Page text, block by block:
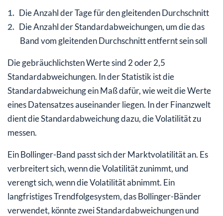
Die Anzahl der Tage für den gleitenden Durchschnitt
Die Anzahl der Standardabweichungen, um die das
Band vom gleitenden Durchschnitt entfernt sein soll
Die gebräuchlichsten Werte sind 2 oder 2,5
Standardabweichungen. In der Statistik ist die
Standardabweichung ein Maß dafür, wie weit die Werte
eines Datensatzes auseinander liegen. In der Finanzwelt
dient die Standardabweichung dazu, die Volatilität zu
messen.
Ein Bollinger-Band passt sich der Marktvolatilität an. Es
verbreitert sich, wenn die Volatilität zunimmt, und
verengt sich, wenn die Volatilität abnimmt. Ein
langfristiges Trendfolgesystem, das Bollinger-Bänder
verwendet, könnte zwei Standardabweichungen und